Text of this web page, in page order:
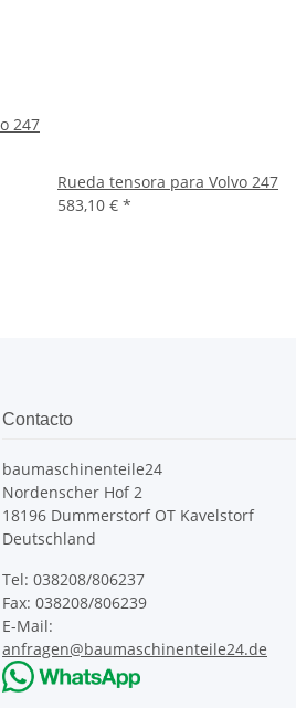
247
Rueda tensora para Volvo 247
583,10 € *
Contacto
baumaschinenteile24
Nordenscher Hof 2
18196 Dummerstorf OT Kavelstorf
Deutschland
Tel: 038208/806237
Fax: 038208/806239
E-Mail:
anfragen@baumaschinenteile24.de